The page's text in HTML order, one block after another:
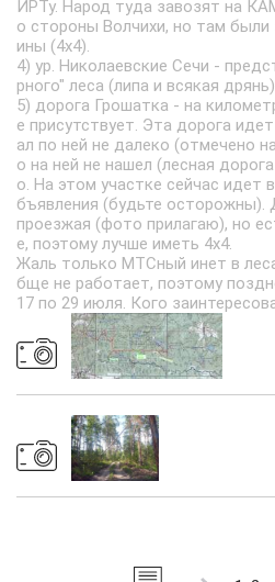
ИРТу. Народ туда завозят на
о стороны Волчихи, но там
ины (4х4).
4) ур. Николаевские Сечи -
рного" леса (липа и всякая
5) дорога Грошатка - на
е присутствует. Эта дорога
ал по ней не далеко (отмечено
о на ней не нашел (лесная
о. На этом участке сейчас идет
бъявления (будьте
проезжая (фото прилагаю), но
е, поэтому лучше иметь 4х4.
Жаль только МТСный инет в
бще не работает, поэтому
17 по 29 июля. Кого